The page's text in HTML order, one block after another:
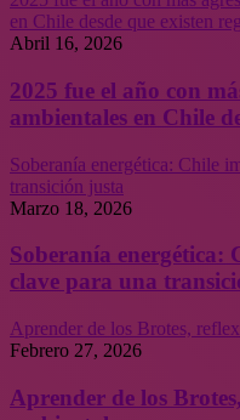
en Chile desde que existen
Abril 16, 2026
2025 fue el año con
ambientales en Chile
Soberanía energética: Chile
transición justa
Marzo 18, 2026
Soberanía energética:
clave para una
Aprender de los Brotes,
Febrero 27, 2026
Aprender de los